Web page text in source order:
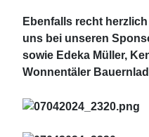
Ebenfalls recht
uns bei unseren
sowie Edeka Müller,
Wonnentäler